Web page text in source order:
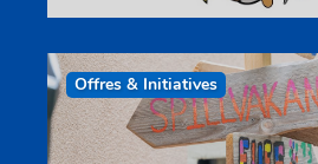
Offres & Initiatives